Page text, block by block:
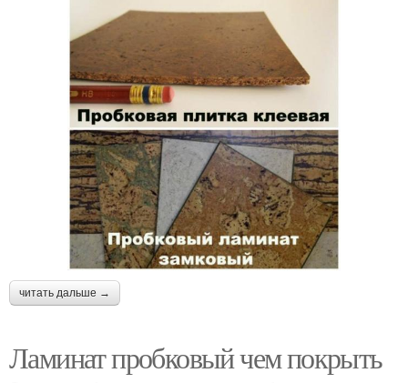
читать дальше →
Ламинат пробковый чем покрыть